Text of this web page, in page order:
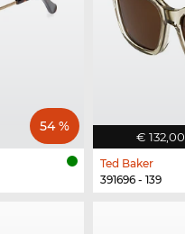
54 %
€ 132,00
Ted Baker
391696 - 139